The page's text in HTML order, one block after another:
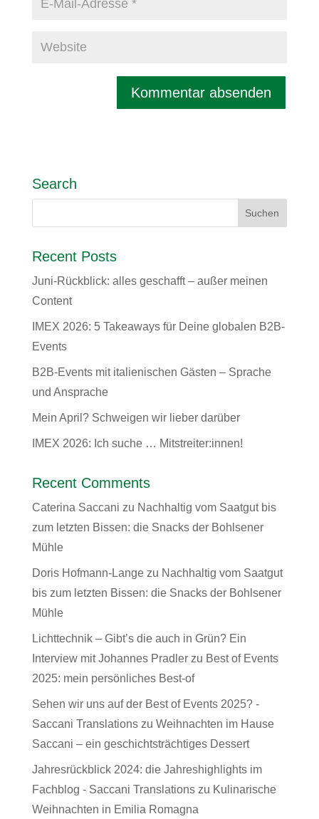
Search
Recent Posts
Juni-Rückblick: alles geschafft – außer meinen
Content
IMEX 2026: 5 Takeaways für Deine globalen B2B-
Events
B2B-Events mit italienischen Gästen – Sprache
und Ansprache
Mein April? Schweigen wir lieber darüber
IMEX 2026: Ich suche … Mitstreiter:innen!
Recent Comments
Caterina Saccani zu Nachhaltig vom Saatgut bis
zum letzten Bissen: die Snacks der Bohlsener
Mühle
Doris Hofmann-Langezu Nachhaltig vom Saatgut
bis zum letzten Bissen: die Snacks der Bohlsener
Mühle
Lichttechnik – Gibt’s die auch in Grün? Ein
Interview mit Johannes Pradlerzu Best of Events
2025: mein persönliches Best-of
Sehen wir uns auf der Best of Events 2025? -
Saccani Translationszu Weihnachten im Hause
Saccani – ein geschichtsträchtiges Dessert
Jahresrückblick 2024: die Jahreshighlights im
Fachblog - Saccani Translationszu Kulinarische
Weihnachten in Emilia Romagna